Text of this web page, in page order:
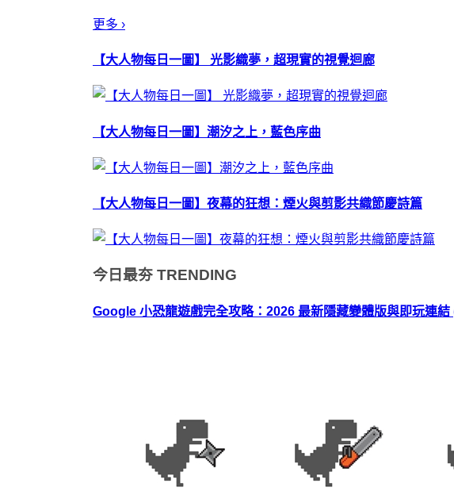
更多 ›
【大人物每日一圖】 光影織夢，超現實的視覺迴廊
【大人物每日一圖】潮汐之上，藍色序曲
【大人物每日一圖】夜幕的狂想：煙火與剪影共織節慶詩篇
今日最夯 TRENDING
Google 小恐龍遊戲完全攻略：2026 最新隱藏變體版與即玩連結